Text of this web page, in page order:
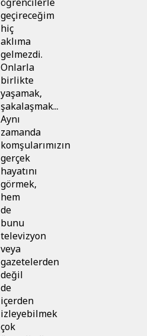
geçireceğim
hiç
aklıma
gelmezdi.
Onlarla
birlikte
yaşamak,
şakalaşmak...
Aynı
zamanda
komşularımızın
gerçek
hayatını
görmek,
hem
de
bunu
televizyon
veya
gazetelerden
değil
de
içerden
izleyebilmek
çok